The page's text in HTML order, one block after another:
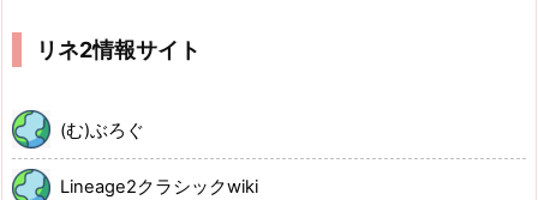
リネ2情報サイト
(む)ぶろぐ
Lineage2クラシックwiki